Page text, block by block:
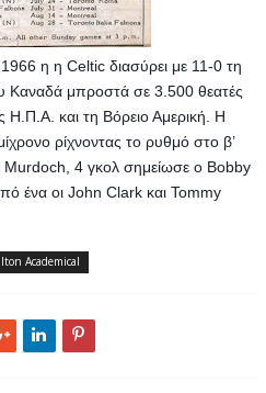
η η Celtic διασύρει με 11-0 τη
Καναδά μπροστά σε 3.500 θεατές
H.Π.Α. και τη Βόρειο Αμερική. Η
ρίχνοντας το ρυθμό στο β’
4 γκολ σημείωσε ο Bobby
ένα οι John Clark και Tommy
Academical